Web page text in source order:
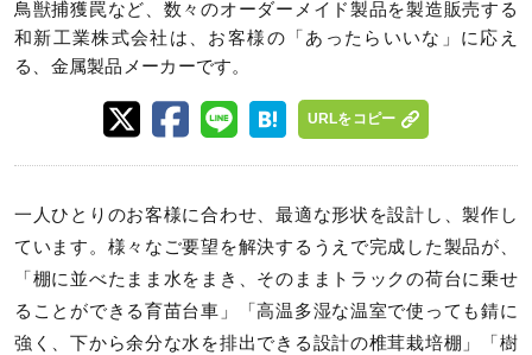
鳥獣捕獲罠など、数々のオーダーメイド製品を製造販売する
和新工業株式会社は、お客様の「あったらいいな」に応え
る、金属製品メーカーです。
URLをコピー
一人ひとりのお客様に合わせ、最適な形状を設計し、製作し
ています。様々なご要望を解決するうえで完成した製品が、
「棚に並べたまま水をまき、そのままトラックの荷台に乗せ
ることができる育苗台車」「高温多湿な温室で使っても錆に
強く、下から余分な水を排出できる設計の椎茸栽培棚」「樹